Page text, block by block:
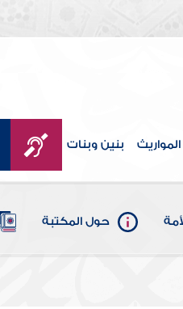
المواريث بنين وبنات
حول المكتبة